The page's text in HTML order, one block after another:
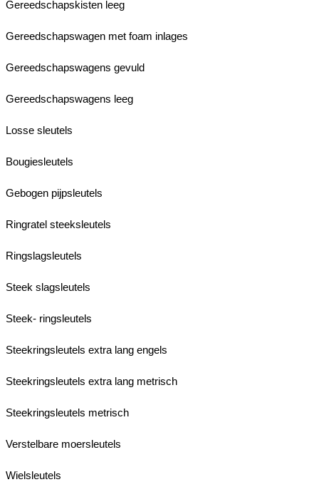
Gereedschapskisten leeg
Gereedschapswagen met foam inlages
Gereedschapswagens gevuld
Gereedschapswagens leeg
Losse sleutels
Bougiesleutels
Gebogen pijpsleutels
Ringratel steeksleutels
Ringslagsleutels
Steek slagsleutels
Steek- ringsleutels
Steekringsleutels extra lang engels
Steekringsleutels extra lang metrisch
Steekringsleutels metrisch
Verstelbare moersleutels
Wielsleutels